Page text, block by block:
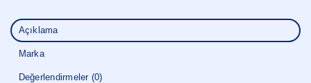
Açıklama
Marka
Değerlendirmeler (0)